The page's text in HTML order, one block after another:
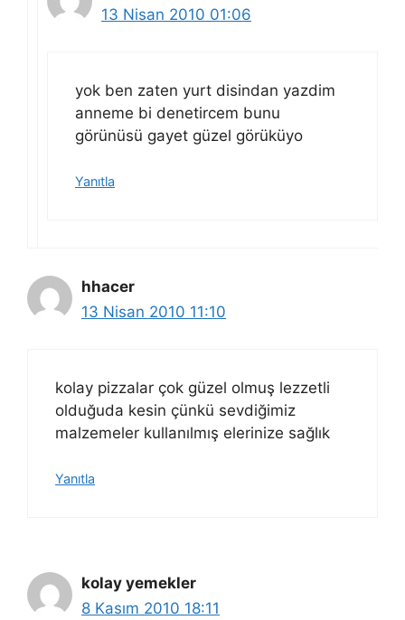
13 Nisan 2010 01:06
yok ben zaten yurt disindan yazdim
anneme bi denetircem bunu
görünüsü gayet güzel görüküyo
Yanıtla
hhacer
13 Nisan 2010 11:10
kolay pizzalar çok güzel olmuş lezzetli
olduğuda kesin çünkü sevdiğimiz
malzemeler kullanılmış elerinize sağlık
Yanıtla
kolay yemekler
8 Kasım 2010 18:11